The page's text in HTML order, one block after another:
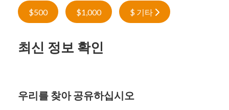
$500 $1,000 $ 기타
최신 정보 확인
우리를 찾아 공유하십시오